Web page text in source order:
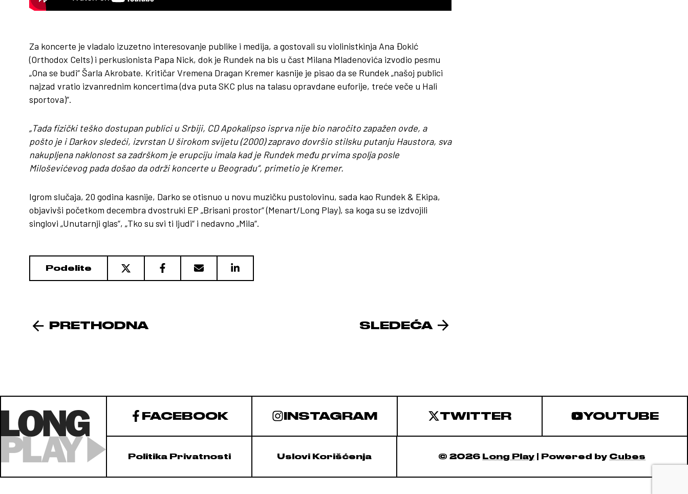
Za koncerte je vladalo izuzetno interesovanje publike i medija, a gostovali su violinistkinja Ana Đokić
(Orthodox Celts) i perkusionista Papa Nick, dok je Rundek na bis u čast Milana Mladenovića izvodio pesmu
„Ona se budi“ Šarla Akrobate. Kritičar Vremena Dragan Kremer kasnije je pisao da se Rundek „našoj publici
najzad vratio izvanrednim koncertima (dva puta SKC plus na talasu opravdane euforije, treće veče u Hali
sportova)“.
„Tada fizički teško dostupan publici u Srbiji, CD Apokalipso isprva nije bio naročito zapažen ovde, a
pošto je i Darkov sledeći, izvrstan U širokom svijetu (2000) zapravo dovršio stilsku putanju Haustora, sva
nakupljena naklonost sa zadrškom je erupciju imala kad je Rundek među prvima spolja posle
Miloševićevog pada došao da održi koncerte u Beogradu“, primetio je Kremer.
Igrom slučaja, 20 godina kasnije, Darko se otisnuo u novu muzičku pustolovinu, sada kao Rundek & Ekipa,
objavivši početkom decembra dvostruki EP „Brisani prostor“ (Menart/Long Play), sa koga su se izdvojili
singlovi „Unutarnji glas“, „Tko su svi ti ljudi“ i nedavno „Mila“.
Podelite
PRETHODNA SLEDEĆA
FACEBOOK INSTAGRAM TWITTER YOUTUBE
Politika Privatnosti Uslovi Korišćenja © 2026 Long Play | Powered by Cubes